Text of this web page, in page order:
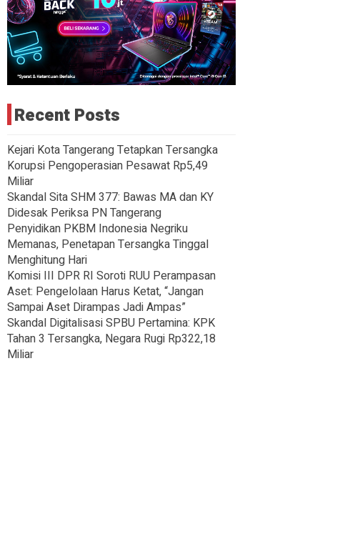
Recent Posts
Kejari Kota Tangerang Tetapkan Tersangka
Korupsi Pengoperasian Pesawat Rp5,49
Miliar
Skandal Sita SHM 377: Bawas MA dan KY
Didesak Periksa PN Tangerang
Penyidikan PKBM Indonesia Negriku
Memanas, Penetapan Tersangka Tinggal
Menghitung Hari
Komisi III DPR RI Soroti RUU Perampasan
Aset: Pengelolaan Harus Ketat, “Jangan
Sampai Aset Dirampas Jadi Ampas”
Skandal Digitalisasi SPBU Pertamina: KPK
Tahan 3 Tersangka, Negara Rugi Rp322,18
Miliar